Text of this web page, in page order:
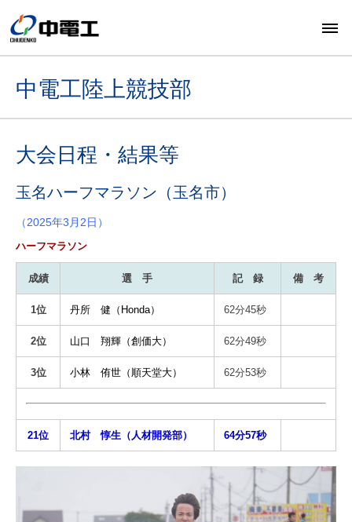
中電工陸上競技部
大会日程・結果等
玉名ハーフマラソン（玉名市）
（2025年3月2日）
ハーフマラソン
成績 選 手 記 録 備 考
1位 丹所 健（Honda） 62分45秒
2位 山口 翔輝（創価大） 62分49秒
3位 小林 侑世（順天堂大） 62分53秒
21位 北村 惇生（人材開発部） 64分57秒